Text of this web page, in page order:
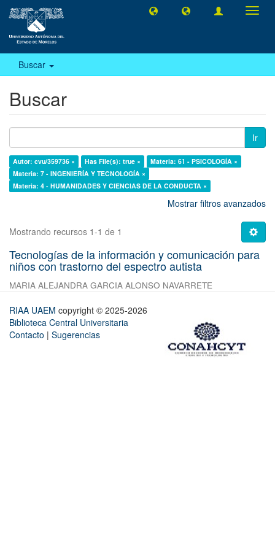
Buscar
Buscar
Ir
Autor: cvu/359736 × Has File(s): true ×
Materia: 61 - PSICOLOGÍA ×
Materia: 7 - INGENIERÍA Y TECNOLOGÍA ×
Materia: 4 - HUMANIDADES Y CIENCIAS DE LA CONDUCTA ×
Mostrar filtros avanzados
Mostrando recursos 1-1 de 1
Tecnologías de la información y comunicación para
niños con trastorno del espectro autista
MARIA ALEJANDRA GARCIA ALONSO NAVARRETE
RIAA UAEM copyright © 2025-2026
Biblioteca Central Universitaria
Contacto | Sugerencias